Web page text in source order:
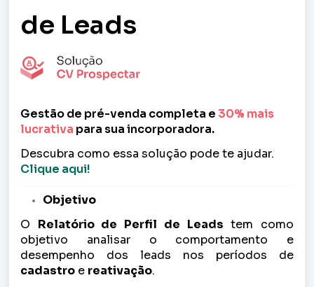
de Leads
Gestão de pré-venda completa e 30% mais
lucrativa para sua incorporadora.
Descubra como essa solução pode te ajudar.
Clique aqui!
Objetivo
O Relatório de Perfil de Leads tem como
objetivo analisar o comportamento e
desempenho dos leads nos períodos de
cadastro e reativação.